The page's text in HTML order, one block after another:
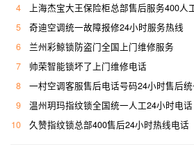
4
上海杰宝大王保险柜总部售后服务400人工热
5
奇迪空调统一故障报修24小时服务热线
6
兰州彩鲸锁防盗门全国上门维修服务
7
帅荣智能锁坏了上门维修电话
8
一村空调客服售后电话号码24小时售后
9
温州玥玛指纹锁全国统一人工24小时电话
10
久赞指纹锁总部400售后24小时热线电话